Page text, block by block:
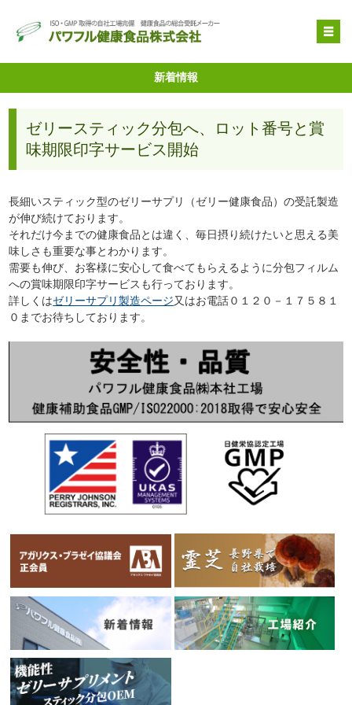
OEM受託製造
原料提供
品質管理・取得特許
自社健康食品
新着情報
ゼリースティック分包へ、ロット番号と賞
味期限印字サービス開始
長細いスティック型のゼリーサプリ（ゼリー健康食品）の受託製造
が伸び続けております。
それだけ今までの健康食品とは違く、毎日摂り続けたいと思える美
味しさも重要な事とわかります。
需要も伸び、お客様に安心して食べてもらえるように分包フィルム
への賞味期限印字サービスも行っております。
詳しくはゼリーサプリ製造ページ又はお電話０１２０－１７５８１
０までお待ちしております。